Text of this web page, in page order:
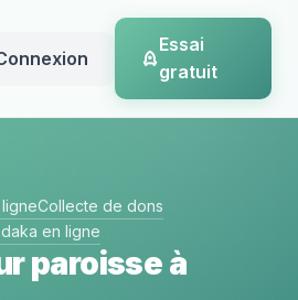
Essai
gratuit
ligneCollecte de dons
en ligne
paroisse à